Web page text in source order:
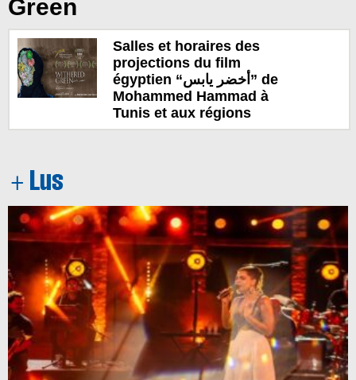
Green
Salles et horaires des
projections du film
égyptien “أخضر يابس” de
Mohammed Hammad à
Tunis et aux régions